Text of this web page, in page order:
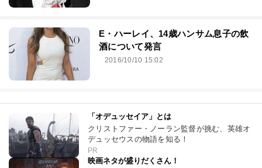
E・ハーレイ、14歳ハンサム息子の飲
酒について発言
2016/10/10 15:02
「オデュッセイア」とは
クリストファー・ノーラン監督が挑む、英雄オ
デュッセウスの物語を知る！
PR
映画ネタが盛りだくさん！